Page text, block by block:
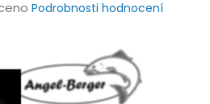
Podrobnosti hodnocení